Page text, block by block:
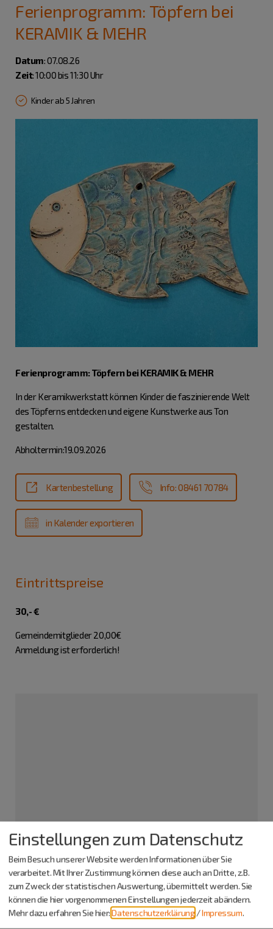
Ferienprogramm: Töpfern bei
KERAMIK & MEHR
Datum: 07.08.26
Zeit: 10:00 bis 11:30 Uhr
Kinder ab 5 Jahren
Ferienprogramm: Töpfern bei KERAMIK & MEHR
In der Keramikwerkstatt können Kinder die faszinierende Welt
des Töpferns entdecken und eigene Kunstwerke aus Ton
gestalten.
Abholtermin:19.09.2026
Kartenbestellung Info: 08461 70784
in Kalender exportieren
Eintrittspreise
30,- €
Gemeindemitglieder 20,00€
Anmeldung ist erforderlich!
KERAMIK & MEHR Gabi Maier-Marx
Lange Gasse 15
92339 Beilngries
08461 705492
Einstellungen zum Datenschutz
Beim Besuch unserer Website werden Informationen über Sie
verarbeitet. Mit Ihrer Zustimmung können diese auch an Dritte, z.B.
zum Zweck der statistischen Auswertung, übermittelt werden. Sie
können die hier vorgenommenen Einstellungen jederzeit abändern.
Mehr dazu erfahren Sie hier:Datenschutzerklärung /Impressum.